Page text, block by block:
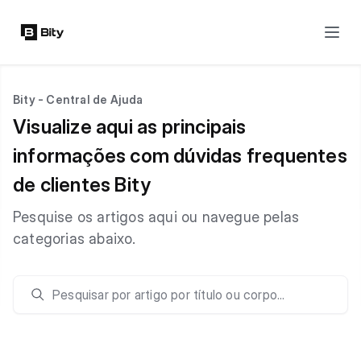
Bity - Central de Ajuda
Visualize aqui as principais
informações com dúvidas frequentes
de clientes Bity
Pesquise os artigos aqui ou navegue pelas
categorias abaixo.